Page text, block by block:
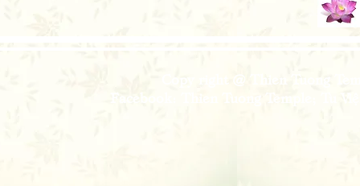
Copy right @ Thien Tuong
Facebook: Thien Tuong Temple; Tu